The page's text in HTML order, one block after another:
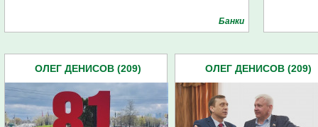
Банки
ОЛЕГ ДЕНИСОВ (209) ОЛЕГ ДЕНИСОВ (209)